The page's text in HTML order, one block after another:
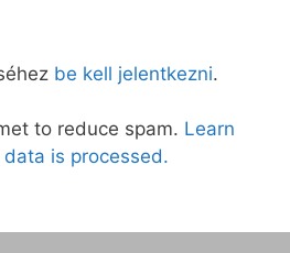
be kell jelentkezni.
to reduce spam. Learn
is processed.